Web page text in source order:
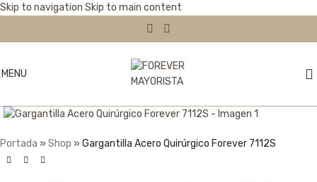
Skip to navigation Skip to main content
MENU
Portada » Shop » Gargantilla Acero Quirúrgico Forever 7112S